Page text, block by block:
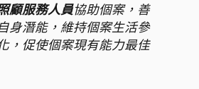
顧服務人員協助個案，善
身潛能，維持個案生活參
，促使個案現有能力最佳